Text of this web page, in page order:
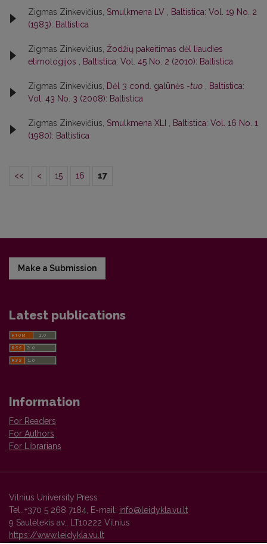
Zigmas Zinkevičius, Smulkmena LV , Baltistica: Vol. 19 No. 2
(1983): Baltistica
Zigmas Zinkevičius, Žodžių pakeitimas dėl liaudies
etimologijos , Baltistica: Vol. 45 No. 2 (2010): Baltistica
Zigmas Zinkevičius, Dėl 3 cond. galūnės -tuo , Baltistica:
Vol. 43 No. 3 (2008): Baltistica
Zigmas Zinkevičius, Smulkmena XLI , Baltistica: Vol. 16 No. 1
(1980): Baltistica
<< < 15 16 17
Make a Submission
Latest publications
Information
For Readers
For Authors
For Librarians
Vilnius University Press
Tel. +370 5 268 7184, E-mail: info@leidykla.vu.lt
9 Saulėtekis av., LT10222 Vilnius
https://www.leidykla.vu.lt